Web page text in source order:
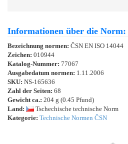
Informationen über die Norm:
Bezeichnung normen: ČSN EN ISO 14044
Zeichen: 010944
Katalog-Nummer: 77067
Ausgabedatum normen: 1.11.2006
SKU: NS-165636
Zahl der Seiten: 68
Gewicht ca.: 204 g (0.45 Pfund)
Land:
Tschechische technische Norm
Kategorie: Technische Normen ČSN